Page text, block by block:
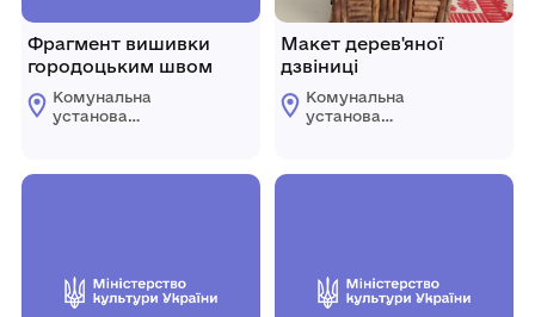
Фрагмент вишивки
городоцьким швом
Комунальна
установа
краєзнавчий музей»
Макет дерев'яної
дзвіниці
Комунальна
установа
краєзнавчий музей»